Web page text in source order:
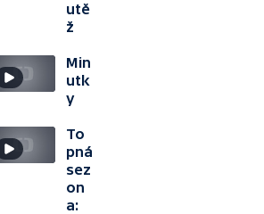
utě
ž
Min
utk
y
To
pná
sez
on
a: